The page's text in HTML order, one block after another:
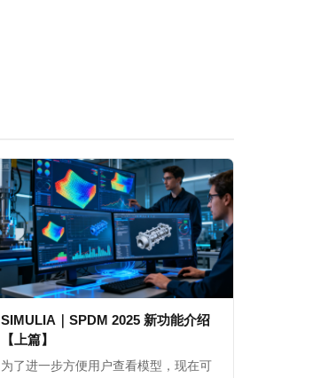
SIMULIA｜SPDM 2025 新功能介绍
【上篇】
为了进一步方便用户查看模型，现在可